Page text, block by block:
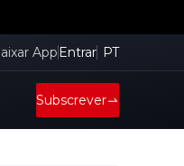
App Entrar PT
Subscrever